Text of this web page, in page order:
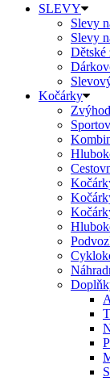
SLEVY
Slevy
Slevy
Kočárky